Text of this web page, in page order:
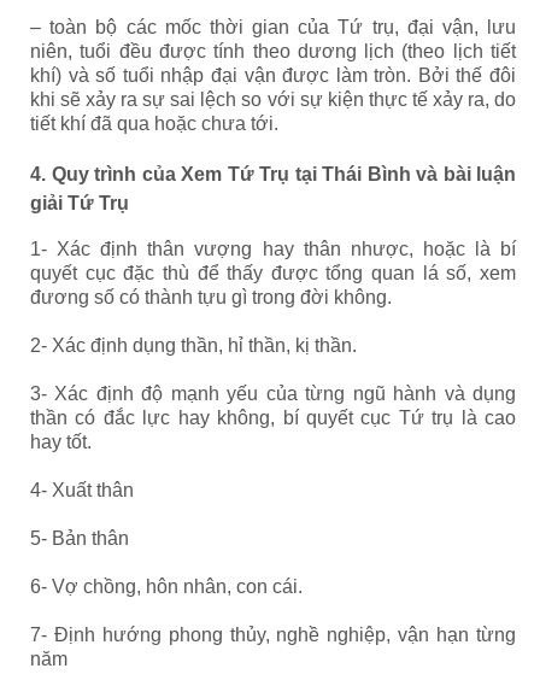
– toàn bộ các mốc thời gian của Tứ trụ, đại vận, lưu
niên, tuổi đều được tính theo dương lịch (theo lịch tiết
khí) và số tuổi nhập đại vận được làm tròn. Bởi thế đôi
khi sẽ xảy ra sự sai lệch so với sự kiện thực tế xảy ra, do
tiết khí đã qua hoặc chưa tới.
4. Quy trình của Xem Tứ Trụ tại Thái Bình và bài luận
giải Tứ Trụ
1- Xác định thân vượng hay thân nhược, hoặc là bí
quyết cục đặc thù để thấy được tổng quan lá số, xem
đương số có thành tựu gì trong đời không.
2- Xác định dụng thần, hỉ thần, kị thần.
3- Xác định độ mạnh yếu của từng ngũ hành và dụng
thần có đắc lực hay không, bí quyết cục Tứ trụ là cao
hay tốt.
4- Xuất thân
5- Bản thân
6- Vợ chồng, hôn nhân, con cái.
7- Định hướng phong thủy, nghề nghiệp, vận hạn từng
năm